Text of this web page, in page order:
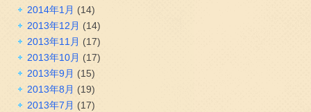
2014年1月 (14)
2013年12月 (14)
2013年11月 (17)
2013年10月 (17)
2013年9月 (15)
2013年8月 (19)
2013年7月 (17)